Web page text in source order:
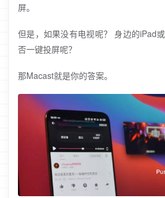
屏。
但是，如果没有电视呢？ 身边的iPad
否一键投屏呢？
那Macast就是你的答案。